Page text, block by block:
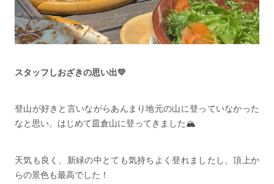
スタッフしおざきの思い出💛
登山が好きと言いながらあんまり地元の山に登っていなかった
なと思い、はじめて皿倉山に登ってきました🏔️
天気も良く、新緑の中とても気持ちよく登れましたし、頂上か
らの景色も最高でした！